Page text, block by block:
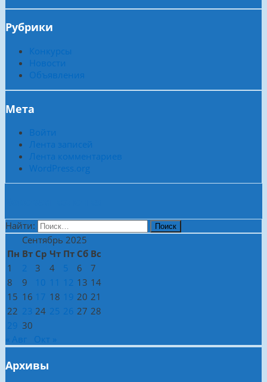
Рубрики
Конкурсы
Новости
Объявления
Мета
Войти
Лента записей
Лента комментариев
WordPress.org
Найти:
Сентябрь 2025
Пн Вт Ср Чт Пт Сб Вс
1
2 3 4 5 6
7
8
9 10 11 12 13 14
15 16 17 18 19 20 21
22 23 24 25 26 27 28
29 30
« Авг
Окт »
Архивы